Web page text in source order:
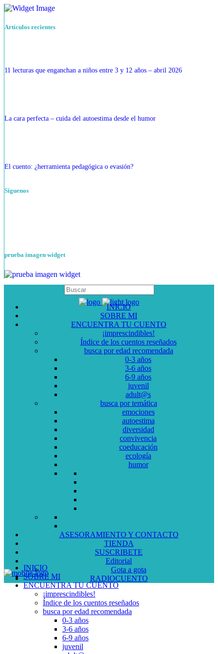
Artículos recientes
11 lecturas que enganchan a niños entre 3 y 12 años – abril 2026
La cara perfecta – cuida del autoestima desde el humor
El cuento: ¿herramienta pedagógica o evasión?
Siguenos
prueba imagen widget
INICIO
SOBRE MI
ENCUENTRA TU CUENTO
¡imprescindibles!
Índice de los cuentos reseñados
busca por edad recomendada
0-3 años
3-6 años
6-9 años
juvenil
adult@s
busca por temática
emociones
autoestima
diversidad
convivencia
coeducación
ecología
humor
ASESORAMIENTO Y CONTACTO
TIENDA
SUSCRIBETE
Editorial
Gota a gota
RADIOCUENTO
INICIO
SOBRE MI
ENCUENTRA TU CUENTO
¡imprescindibles!
Índice de los cuentos reseñados
busca por edad recomendada
0-3 años
3-6 años
6-9 años
juvenil